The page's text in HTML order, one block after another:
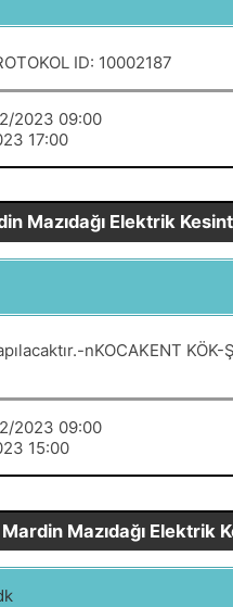
ID: 10002187
2023 09:00
17:00
Mazıdağı Elektrik
nKOCAKENT KÖK-
2023 09:00
15:00
Mazıdağı Elektrik